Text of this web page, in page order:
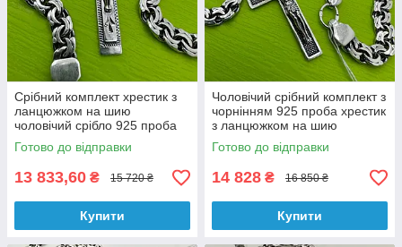
Срібний комплект хрестик з
ланцюжком на шию
чоловічий срібло 925 проба
Готово до відправки
13 833,60 ₴ 15 720 ₴
Купити
Чоловічий срібний комплект з
чорнінням 925 проба хрестик
з ланцюжком на шию
Готово до відправки
14 828 ₴ 16 850 ₴
Купити